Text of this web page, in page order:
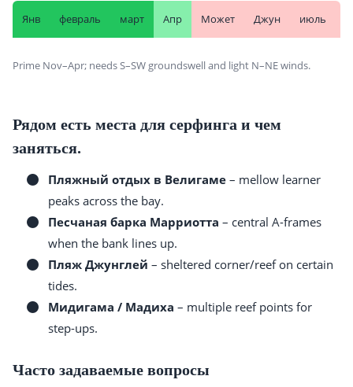
Янв
февраль март Апр Может Джун июль
Prime Nov–Apr; needs S–SW groundswell and light N–NE winds.
Рядом есть места для серфинга и чем
заняться.
Пляжный отдых в Велигаме – mellow learner
peaks across the bay.
Песчаная барка Марриотта – central A-frames
when the bank lines up.
Пляж Джунглей – sheltered corner/reef on certain
tides.
Мидигама / Мадиха – multiple reef points for
step-ups.
Часто задаваемые вопросы